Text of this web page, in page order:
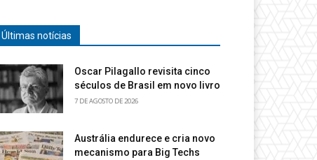
Últimas notícias
Oscar Pilagallo revisita cinco
séculos de Brasil em novo livro
7 DE AGOSTO DE 2026
Austrália endurece e cria novo
mecanismo para Big Techs